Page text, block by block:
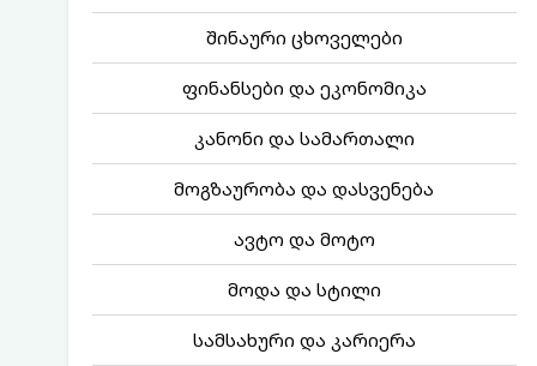
შინაური ცხოველები
ფინანსები და ეკონომიკა
კანონი და სამართალი
მოგზაურობა და დასვენება
ავტო და მოტო
მოდა და სტილი
სამსახური და კარიერა